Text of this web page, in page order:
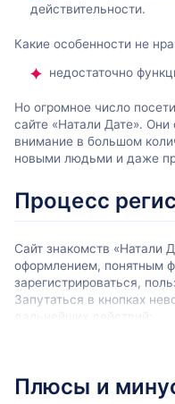
действительности.
Какие особенности не
недостаточно
Но огромное число
сайте «Натали Дате».
внимание в большом
новыми людьми и даже
Процесс
Сайт знакомств «Натали
оформлением, понятным
зарегистрироваться,
Запутаться в кнопках
дальнейших действий:
Указать пол,
первого входа одной
Плюсы и